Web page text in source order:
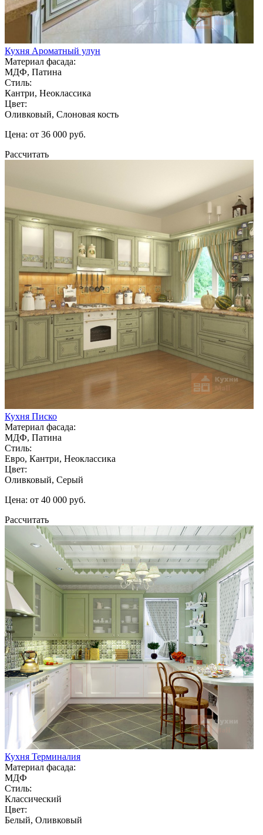
Кухня Ароматный улун
Материал фасада:
МДФ, Патина
Стиль:
Кантри, Неоклассика
Цвет:
Оливковый, Слоновая кость
Цена: от 36 000 руб.
Рассчитать
Кухня Писко
Материал фасада:
МДФ, Патина
Стиль:
Евро, Кантри, Неоклассика
Цвет:
Оливковый, Серый
Цена: от 40 000 руб.
Рассчитать
Кухня Терминалия
Материал фасада:
МДФ
Стиль:
Классический
Цвет:
Белый, Оливковый